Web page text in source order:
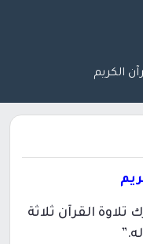
الكريم
تلاوة القرآن ثلاثة